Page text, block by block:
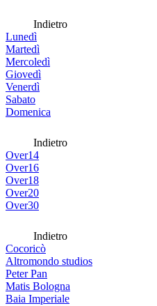
Indietro
Lunedì
Martedì
Mercoledì
Giovedì
Venerdì
Sabato
Domenica
Indietro
Over14
Over16
Over18
Over20
Over30
Indietro
Cocoricò
Altromondo studios
Peter Pan
Matis Bologna
Baia Imperiale